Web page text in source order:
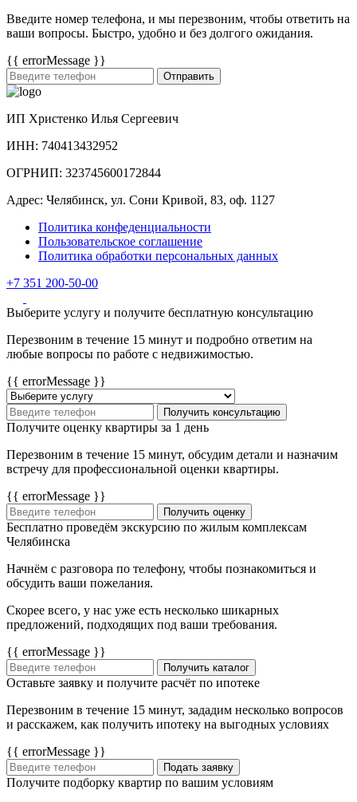
Введите номер телефона, и мы перезвоним, чтобы ответить на
ваши вопросы. Быстро, удобно и без долгого ожидания.
{{ errorMessage }}
Отправить
ИП Христенко Илья Сергеевич
ИНН: 740413432952
ОГРНИП: 323745600172844
Адрес: Челябинск, ул. Сони Кривой, 83, оф. 1127
Политика конфеденциальности
Пользовательское соглашение
Политика обработки персональных данных
+7 351 200-50-00
Выберите услугу и получите бесплатную консультацию
Перезвоним в течение 15 минут и подробно ответим на
любые вопросы по работе с недвижимостью.
{{ errorMessage }}
Получить консультацию
Получите оценку квартиры за 1 день
Перезвоним в течение 15 минут, обсудим детали и назначим
встречу для профессиональной оценки квартиры.
{{ errorMessage }}
Получить оценку
Бесплатно проведём экскурсию по жилым комплексам
Челябинска
Начнём с разговора по телефону, чтобы познакомиться и
обсудить ваши пожелания.
Скорее всего, у нас уже есть несколько шикарных
предложений, подходящих под ваши требования.
{{ errorMessage }}
Получить каталог
Оставьте заявку и получите расчёт по ипотеке
Перезвоним в течение 15 минут, зададим несколько вопросов
и расскажем, как получить ипотеку на выгодных условиях
{{ errorMessage }}
Подать заявку
Получите подборку квартир по вашим условиям